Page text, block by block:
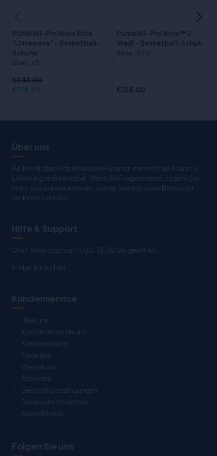
PUMA All-Pro Nitro Elite
"Ultrawave" - Basketball-
Schuhe
Sizes :43
€243,00
€179,00
Puma All-Pro Nitro™ 2
Weiß - Basketball-Schuh
Sizes :40 ½
€128,00
Über uns
Bei Nordicbasketball sind wir Experten mit mehr als 8 Jahren
Erfahrung im Basketball. Wenn Sie Fragen haben, zögern Sie
nicht, uns zu kontaktieren, und wir werden unser Bestes tun,
um Ihnen zu helfen
Hilfe & Support
Chat: Werktags von 11:00-15:30 Uhr geöffnet.
E-Mail: Klicke Hier
Kundenservice
Über uns
Kontaktieren Sie uns
Kundenservice
Favoriten
Warenkorb
Rückkehr
Geschäftsbedingungen
Datenschutzrichtlinie
Bestellstatus
Folgen Sie uns